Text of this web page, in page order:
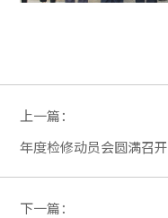
上一篇：
年度检修动员会圆满召开
下一篇：